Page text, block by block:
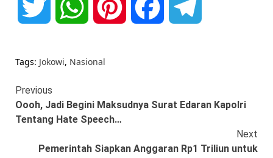
Twitter WhatsAppPinterest Facebook
Tags: Jokowi, Nasional
Continue
Reading
Previous
Oooh, Jadi Begini Maksudnya Surat Edaran Kapolri
Tentang Hate Speech…
Next
Pemerintah Siapkan Anggaran Rp1 Triliun untuk